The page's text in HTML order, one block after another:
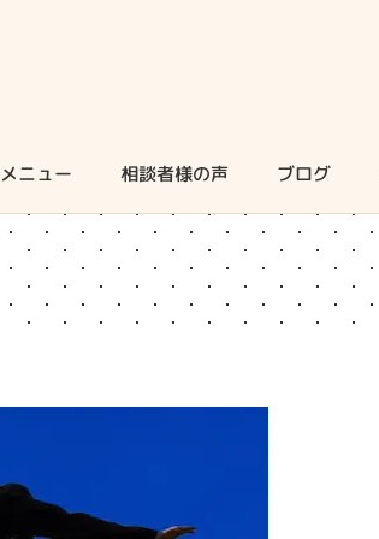
メニュー 相談者様の声 ブログ